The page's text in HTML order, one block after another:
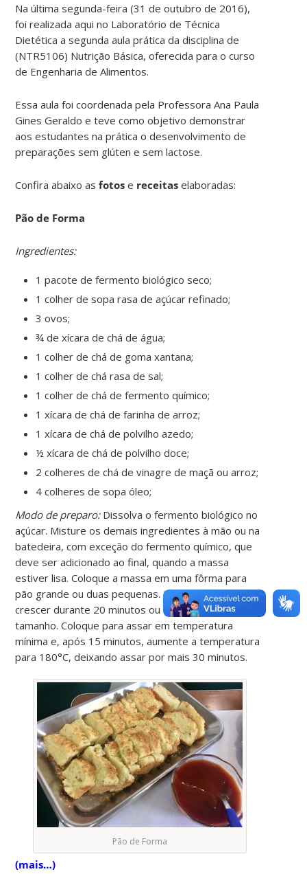
Na última segunda-feira (31 de outubro de 2016),
foi realizada aqui no Laboratório de Técnica
Dietética a segunda aula prática da disciplina de
(NTR5106) Nutrição Básica, oferecida para o curso
de Engenharia de Alimentos.
Essa aula foi coordenada pela Professora Ana Paula
Gines Geraldo e teve como objetivo demonstrar
aos estudantes na prática o desenvolvimento de
preparações sem glúten e sem lactose.
Confira abaixo as fotos e receitas elaboradas:
Pão de Forma
Ingredientes:
1 pacote de fermento biológico seco;
1 colher de sopa rasa de açúcar refinado;
3 ovos;
¾ de xícara de chá de água;
1 colher de chá de goma xantana;
1 colher de chá rasa de sal;
1 colher de chá de fermento químico;
1 xícara de chá de farinha de arroz;
1 xícara de chá de polvilho azedo;
½ xícara de chá de polvilho doce;
2 colheres de chá de vinagre de maçã ou arroz;
4 colheres de sopa óleo;
Modo de preparo: Dissolva o fermento biológico no
açúcar. Misture os demais ingredientes à mão ou na
batedeira, com exceção do fermento químico, que
deve ser adicionado ao final, quando a massa
estiver lisa. Coloque a massa em uma fôrma para
pão grande ou duas pequenas. Deixe a massa
crescer durante 20 minutos ou até dobrar de
tamanho. Coloque para assar em temperatura
mínima e, após 15 minutos, aumente a temperatura
para 180°C, deixando assar por mais 30 minutos.
Pão de Forma
(mais…)